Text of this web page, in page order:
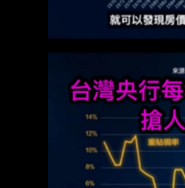
年少了 那還是個
的時代 為啥他們
八年級已經安親班